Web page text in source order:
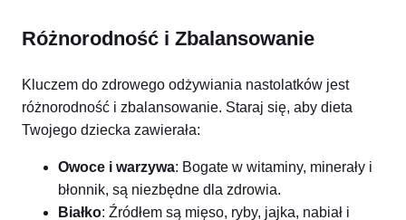
Różnorodność i Zbalansowanie
Kluczem do zdrowego odżywiania nastolatków jest
różnorodność i zbalansowanie. Staraj się, aby dieta
Twojego dziecka zawierała:
Owoce i warzywa: Bogate w witaminy, minerały i
błonnik, są niezbędne dla zdrowia.
Białko: Źródłem są mięso, ryby, jajka, nabiał i